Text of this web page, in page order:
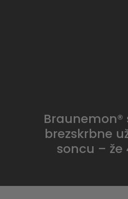
Braunemon®
brezskrbne
soncu – že